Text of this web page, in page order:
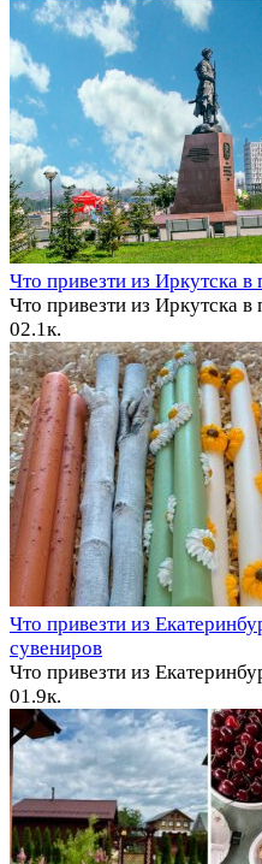
Что привезти из Иркутска
Что привезти из Иркутска
02.1к.
Что привезти из
сувениров
Что привезти из
01.9к.